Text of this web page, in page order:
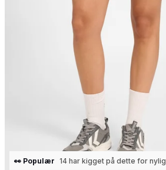
👀 Populær 14 har kigget på dette for nylig